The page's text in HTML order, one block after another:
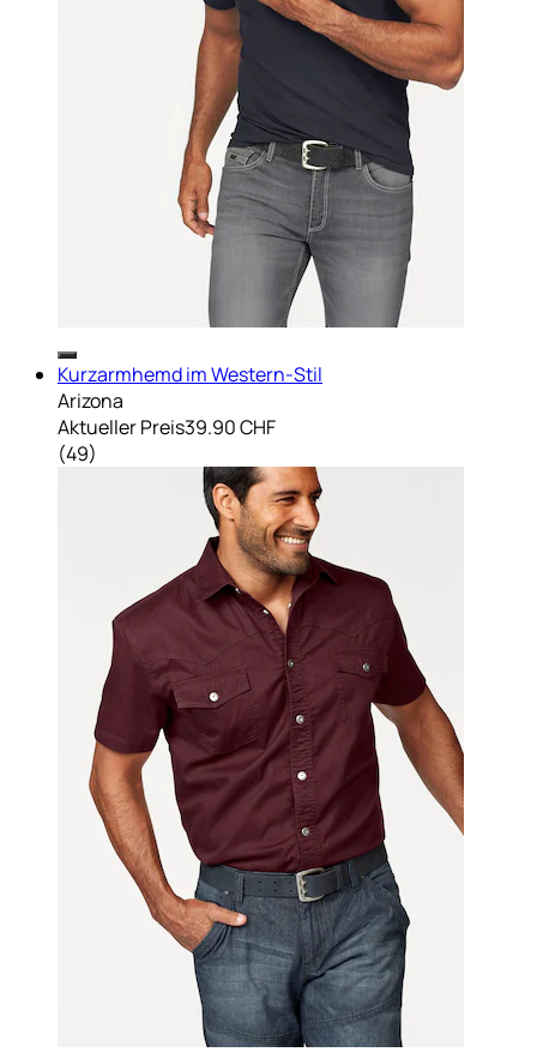
Kurzarmhemd im Western-Stil
Arizona
Aktueller Preis39.90 CHF
(49)